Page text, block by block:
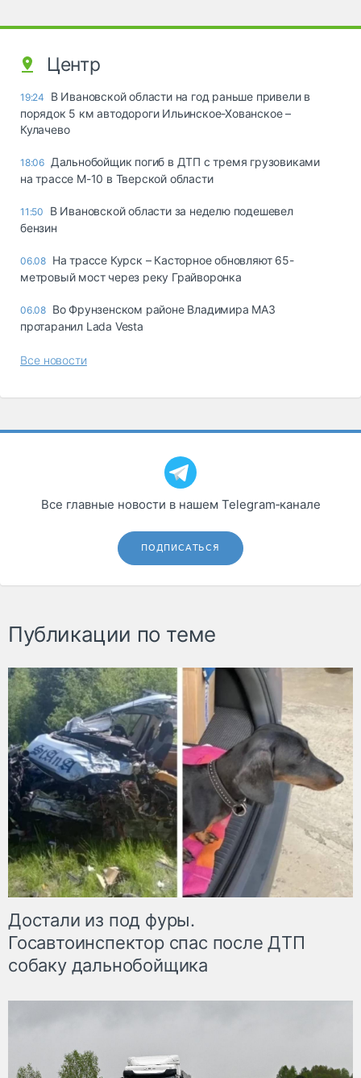
Центр
19:24
В Ивановской области на год раньше привели в
порядок 5 км автодороги Ильинское-Хованское –
Кулачево
18:06 Дальнобойщик погиб в ДТП с тремя грузовиками
на трассе М-10 в Тверской области
11:50
В Ивановской области за неделю подешевел
бензин
06.08 На трассе Курск – Касторное обновляют 65-
метровый мост через реку Грайворонка
06.08 Во Фрунзенском районе Владимира МАЗ
протаранил Lada Vesta
Все новости
Все главные новости в нашем Telegram‑канале
ПОДПИСАТЬСЯ
Публикации по теме
Достали из под фуры.
Госавтоинспектор спас после ДТП
собаку дальнобойщика